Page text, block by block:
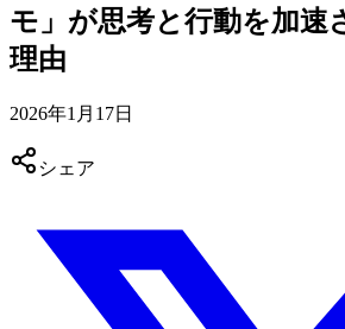
モ」が思考と行動を加速
理由
2026年1月17日
シェア